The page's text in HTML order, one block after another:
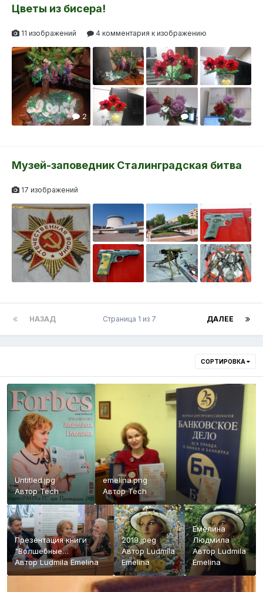
Цветы из бисера!
11 изображений 4 комментария к изображению
2 1
Музей-заповедник Сталинградская битва
17 изображений
НАЗАД ДАЛЕЕ
Страница 1 из 7
СОРТИРОВКА
Untitled.jpg
Автор Tech
emelina.png
Автор Tech
Презентация книги
"Волшебные
приключения в мире
Автор Ludmila Emelina
2019.jpeg
Автор Ludmila
Emelina
Емелина
Людмила
Автор Ludmila
Emelina